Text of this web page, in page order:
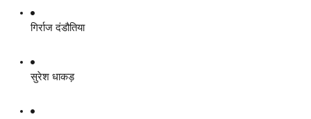
गिर्राज दंडौतिया
सुरेश धाकड़